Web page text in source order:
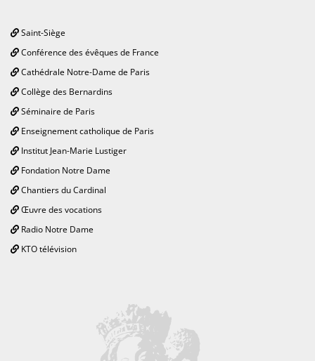
Saint-Siège
Conférence des évêques de France
Cathédrale Notre-Dame de Paris
Collège des Bernardins
Séminaire de Paris
Enseignement catholique de Paris
Institut Jean-Marie Lustiger
Fondation Notre Dame
Chantiers du Cardinal
Œuvre des vocations
Radio Notre Dame
KTO télévision